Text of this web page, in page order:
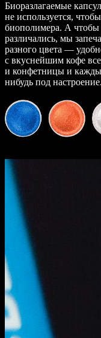
Биоразлагаемые
не используется,
биополимера. А чтобы
различались, мы
разного цвета —
с вкуснейшим кофе
и конфетницы и
нибудь под настроение.